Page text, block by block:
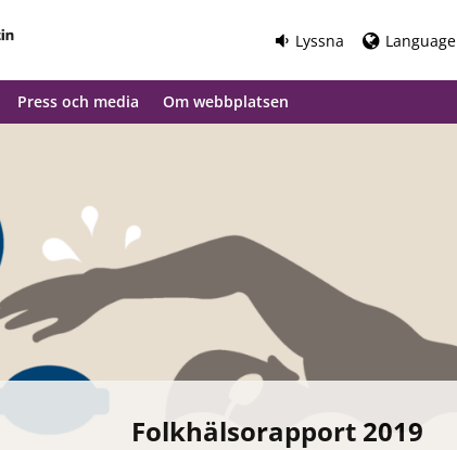
Lyssna Language
Press och media Om webbplatsen
Folkhälsorapport 2019